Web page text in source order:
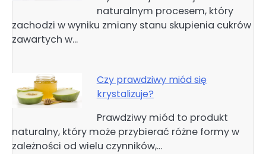
naturalnym procesem, który
zachodzi w wyniku zmiany stanu skupienia cukrów
zawartych w…
Czy prawdziwy miód się
krystalizuje?
Prawdziwy miód to produkt
naturalny, który może przybierać różne formy w
zależności od wielu czynników,…